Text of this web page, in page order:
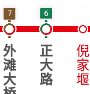
7
外
滩
大
6
正
大
路
倪
家
堰